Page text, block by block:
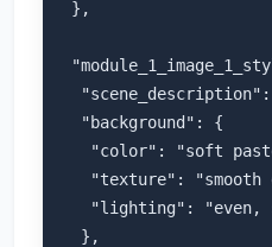
},
"background": {
"color": "soft
"texture": "smooth
"lighting": "even,
},